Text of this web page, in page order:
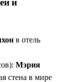
и
в отель
Мэрия
стена в мире